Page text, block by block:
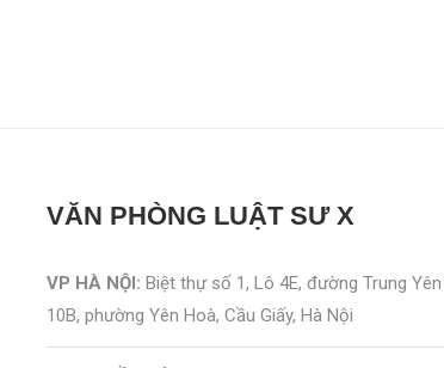
VĂN PHÒNG LUẬT SƯ X
VP HÀ NỘI: Biệt thự số 1, Lô 4E, đường Trung Yên
10B, phường Yên Hoà, Cầu Giấy, Hà Nội